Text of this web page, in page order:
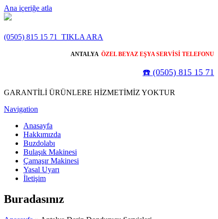
Ana içeriğe atla
(0505) 815 15 71 TIKLA ARA
ANTALYA ÖZEL BEYAZ EŞYA SERVİSİ TELEFONU
☎️ (0505) 815 15 71
GARANTİLİ ÜRÜNLERE HİZMETİMİZ YOKTUR
Navigation
Anasayfa
Hakkımızda
Buzdolabı
Bulaşık Makinesi
Çamaşır Makinesi
Yasal Uyarı
İletişim
Buradasınız